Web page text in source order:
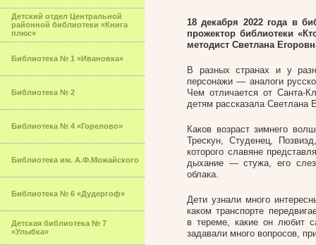
Детский отдел Центральной
районной библиотеки «Книга
плюс»
Библиотека № 1 «Ивановка»
Библиотека № 2
Библиотека № 4 «Горелово»
Библиотека им. А.Ф.Можайского
Библиотека № 6 «Дудергоф»
Детская библиотека № 7
«Улыбка»
18 декабря 2022 года в
прожектор библиотеки
методист Светлана
В разных странах и у
персонажи — аналоги
Чем отличается от Санта-
детям рассказала Светлана
Каков возраст зимнего
Трескун, Студенец,
которого славяне
дыхание — стужа, его
облака.
Дети узнали много
каком транспорте
в тереме, какие он любит
задавали много вопросов,